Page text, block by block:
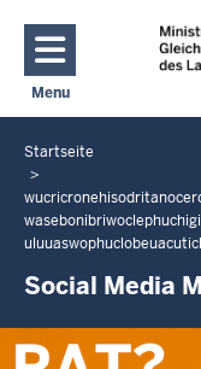
Menu
Navigation aktivieren/
Sie
befinden
sich
hier
Startseite
Social Media